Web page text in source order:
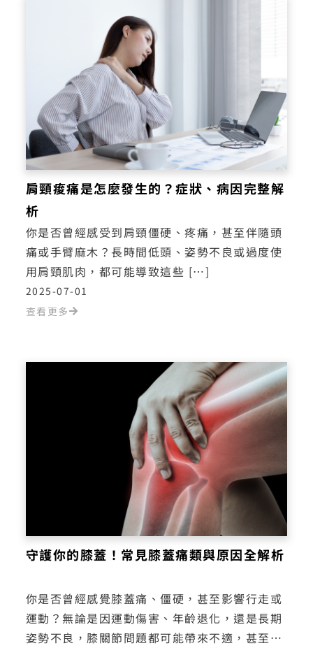
肩頸痠痛是怎麼發生的？症狀、病因完整解
析
你是否曾經感受到肩頸僵硬、疼痛，甚至伴隨頭
痛或手臂麻木？長時間低頭、姿勢不良或過度使
用肩頸肌肉，都可能導致這些 […]
2025-07-01
查看更多
守護你的膝蓋！常見膝蓋痛類與原因全解析
你是否曾經感覺膝蓋痛、僵硬，甚至影響行走或
運動？無論是因運動傷害、年齡退化，還是長期
姿勢不良，膝關節問題都可能帶來不適，甚至影